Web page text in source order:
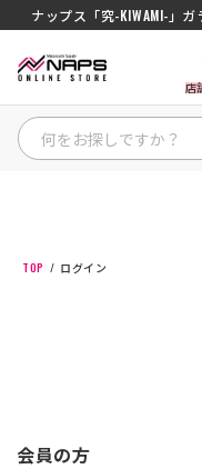
ナップス「究-KIWAMI-」
店
カテゴリから探す
ナップスメンバーズ
TOP ログイン
会員の方